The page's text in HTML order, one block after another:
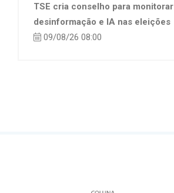
TSE cria conselho para monitorar
desinformação e IA nas eleições
09/08/26 08:00